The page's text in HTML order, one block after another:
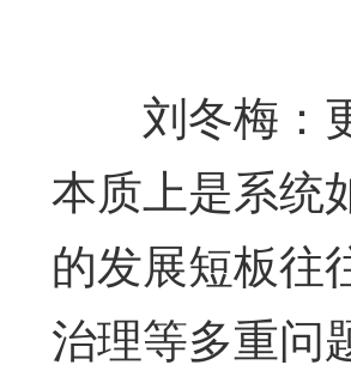
刘冬梅：更
本质上是系统
的发展短板往
治理等多重问